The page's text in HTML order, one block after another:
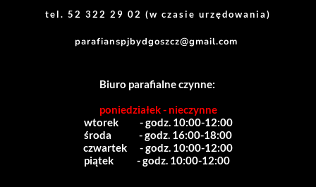
tel. 52 322 29 02 (w czasie urzędowania)
parafianspjbydgoszcz@gmail.com
Biuro parafialne czynne:
poniedziałek - nieczynne
wtorek          - godz. 10:00-12:00
środa             - godz. 16:00-18:00
czwartek      - godz. 10:00-12:00
piątek           - godz. 10:00-12:00